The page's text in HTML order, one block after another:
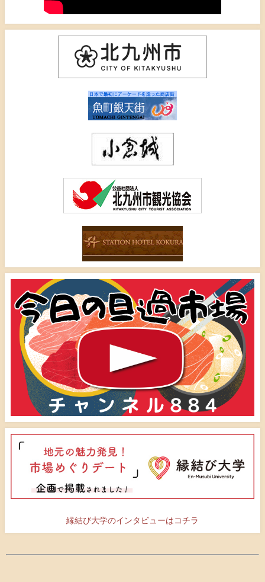
縁結び大学のインタビューはコチラ